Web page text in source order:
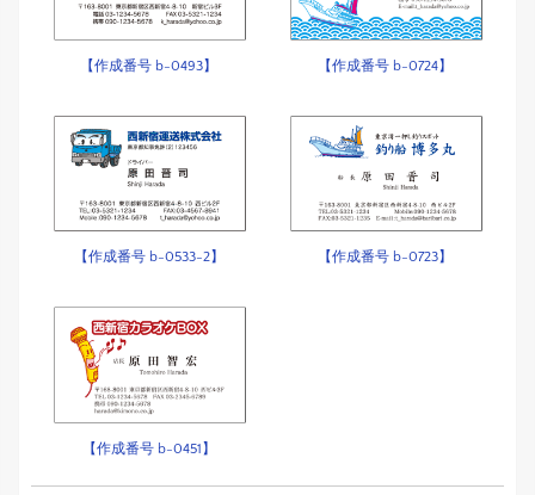
【作成番号 b-0493】 【作成番号 b-0724】
【作成番号 b-0533-2】 【作成番号 b-0723】
【作成番号 b-0451】